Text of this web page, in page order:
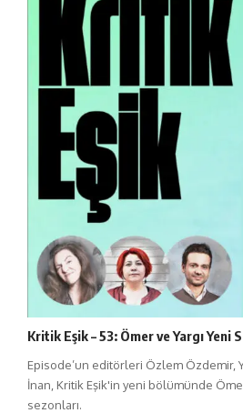
Kritik Eşik – 53: Ömer ve Yargı Yeni
Episode’un editörleri Özlem Özdemir,
İnan, Kritik Eşik'in yeni bölümünde
sezonları.